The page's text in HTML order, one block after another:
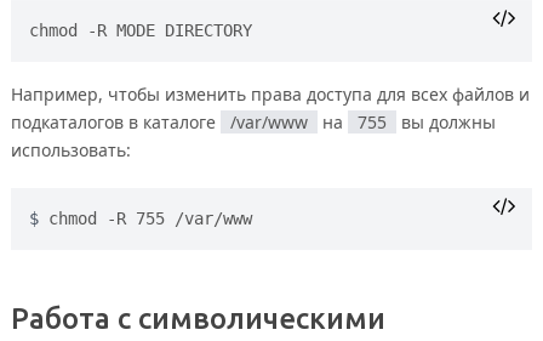
chmod -R MODE DIRECTORY
Например, чтобы изменить права доступа для всех файлов и
подкаталогов в каталоге
/var/www на 755
вы должны
использовать:
chmod -R 755 /var/www
Работа с символическими